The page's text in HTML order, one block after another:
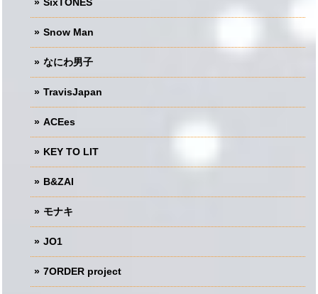
Snow Man
なにわ男子
TravisJapan
ACEes
KEY TO LIT
B&ZAI
モナキ
JO1
7ORDER project